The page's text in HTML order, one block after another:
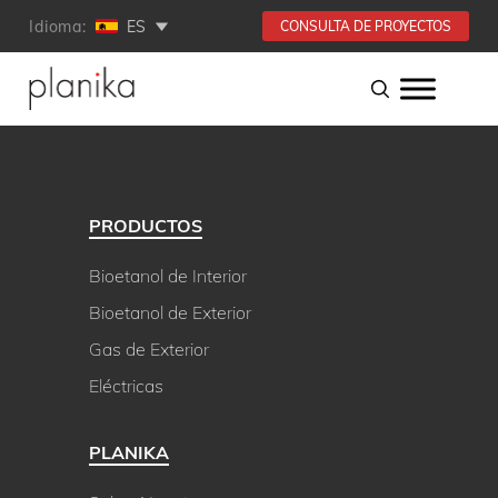
Idioma: ES CONSULTA DE PROYECTOS
PRODUCTOS
Bioetanol de Interior
Bioetanol de Exterior
Gas de Exterior
Eléctricas
PLANIKA